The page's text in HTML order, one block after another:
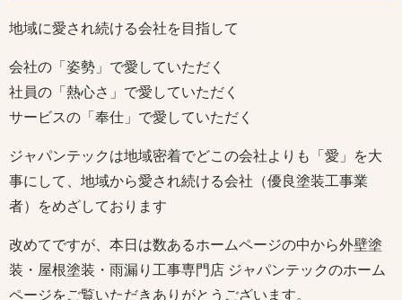
地域に愛され続ける会社を目指して
会社の「姿勢」で愛していただく
社員の「熱心さ」で愛していただく
サービスの「奉仕」で愛していただく
ジャパンテックは地域密着でどこの会社よりも「愛」を大
事にして、地域から愛され続ける会社（優良塗装工事業
者）をめざしております
改めてですが、本日は数あるホームページの中から外壁塗
装・屋根塗装・雨漏り工事専門店 ジャパンテックのホーム
ページをご覧いただきありがとうございます。